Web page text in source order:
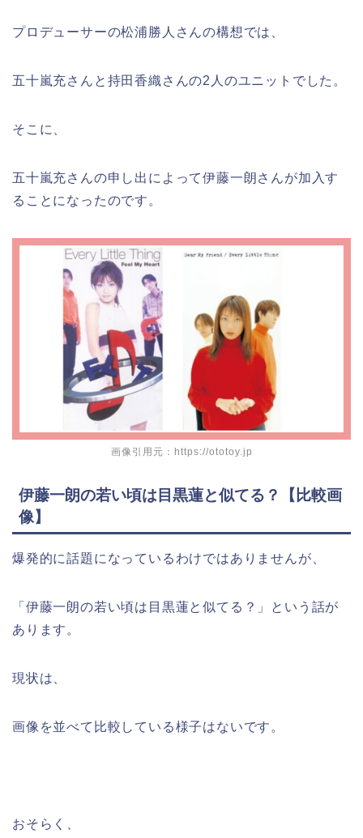
プロデューサーの松浦勝人さんの構想では、
五十嵐充さんと持田香織さんの2人のユニットでした。
そこに、
五十嵐充さんの申し出によって伊藤一朗さんが加入す
ることになったのです。
画像引用元：https://ototoy.jp
伊藤一朗の若い頃は目黒蓮と似てる？【比較画
像】
爆発的に話題になっているわけではありませんが、
「伊藤一朗の若い頃は目黒蓮と似てる？」という話が
あります。
現状は、
画像を並べて比較している様子はないです。
おそらく、